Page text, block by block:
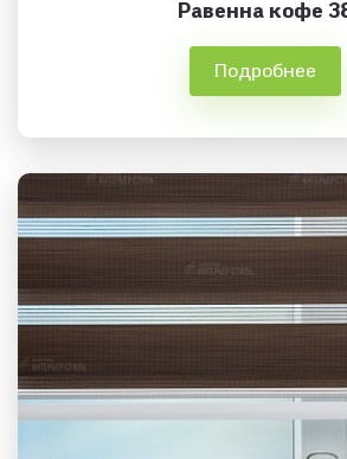
Равенна кофе
Подробнее